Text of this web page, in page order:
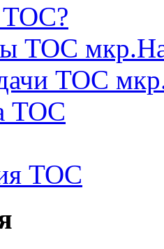
ТОС?
ТОС
ТОС
ТОС
ТОС